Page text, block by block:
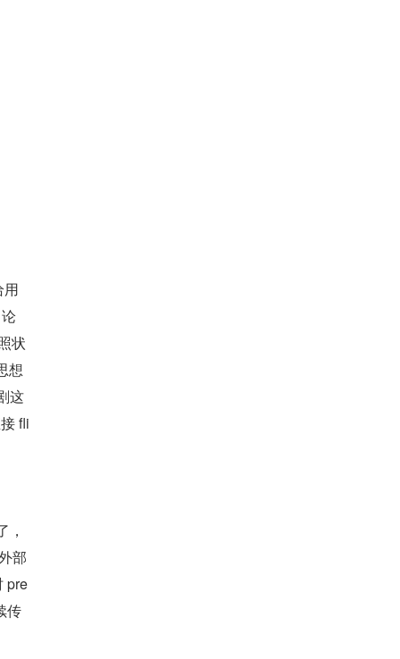
用
状
想
这
fli
，
部
pre
传